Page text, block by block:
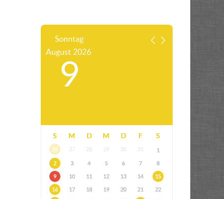
Sonntag
August 2026
9
S M D M D F S
26 27 28 29 30 31 1
2 3 4 5 6 7 8
9 10 11 12 13 14 15
16 17 18 19 20 21 22